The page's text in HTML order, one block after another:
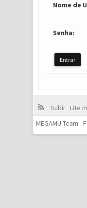
Nome de
Senha:
Subir Lite
MEGAMU Team -